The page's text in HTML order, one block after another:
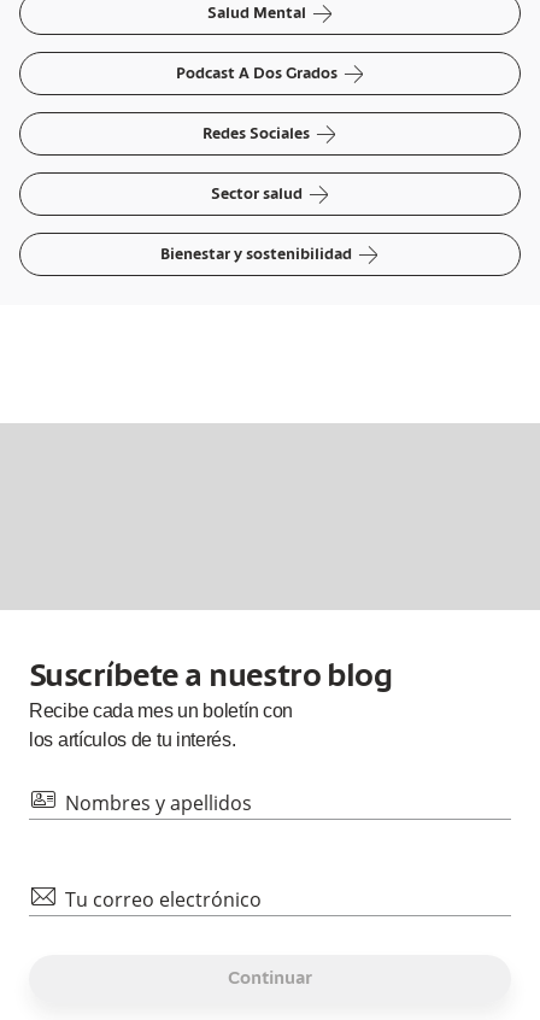
Salud Mental arrow-right
Podcast A Dos Grados arrow-right
Redes Sociales arrow-right
Sector salud arrow-right
Bienestar y sostenibilidad arrow-right
Suscríbete a nuestro blog
Recibe cada mesun boletín con
los artículos de tu interés.
id Nombres y apellidos
mail Tu correo electrónico
Continuar